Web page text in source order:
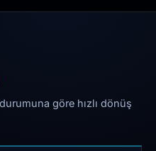
göre hızlı dönüş